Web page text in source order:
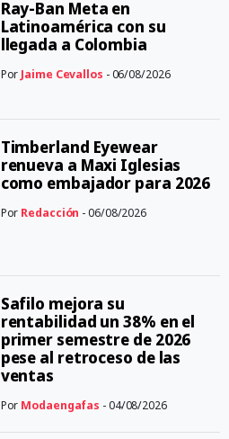
Ray-Ban Meta en
Latinoamérica con su
llegada a Colombia
Por Jaime Cevallos - 06/08/2026
Timberland Eyewear
renueva a Maxi Iglesias
como embajador para 2026
Por Redacción - 06/08/2026
Safilo mejora su
rentabilidad un 38% en el
primer semestre de 2026
pese al retroceso de las
ventas
Por Modaengafas - 04/08/2026